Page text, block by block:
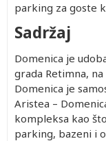
parking za goste
Sadržaj
Domenica je
grada Retimna,
Domenica je
Aristea –
kompleksa kao
parking, bazeni i